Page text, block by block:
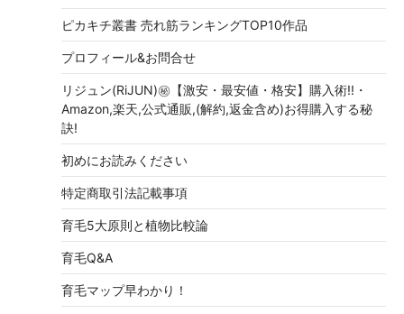
ピカキチ叢書 売れ筋ランキングTOP10作品
プロフィール&お問合せ
リジュン(RiJUN)㊙【激安・最安値・格安】購入術!!・
Amazon,楽天,公式通販,(解約,返金含め)お得購入する秘
訣!
初めにお読みください
特定商取引法記載事項
育毛5大原則と植物比較論
育毛Q&A
育毛マップ早わかり！